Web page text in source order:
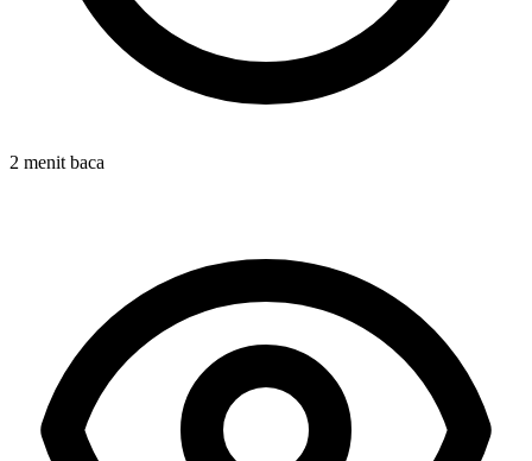
2 menit baca